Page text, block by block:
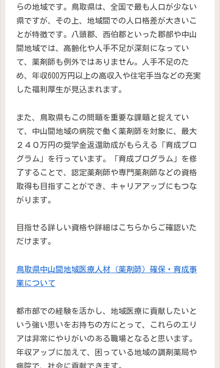
らの地域です。鳥取県は、全国で最も人口が少ない
県ですが、その上、地域間での人口格差が大きいこ
とが特徴です。八頭郡、西伯郡といった郡部や中山
間地域では、高齢化や人手不足が深刻になってい
て、薬剤師も例外ではありません。人手不足のた
め、年収600万円以上の高収入や住宅手当などの充実
した福利厚生が見込まれます。
また、鳥取県もこの問題を重要な課題と捉えてい
て、中山間地域の病院で働く薬剤師を対象に、最大
２４０万円の奨学金返還助成がもらえる「育成プロ
グラム」を行っています。「育成プログラム」を修
了することで、認定薬剤師や専門薬剤師などの資格
取得も目指すことができ、キャリアアップにもつな
がります。
目指せる詳しい資格や詳細はこちらからご確認いた
だけます。
鳥取県中山間地域医療人材（薬剤師）確保・育成事
業について
都市部での経験を活かし、地域医療に貢献したいと
いう強い思いをお持ちの方にとって、これらのエリ
アは非常にやりがいのある職場となると思います。
年収アップに加えて、困っている地域の調剤薬局や
病院で、社会に貢献できます。